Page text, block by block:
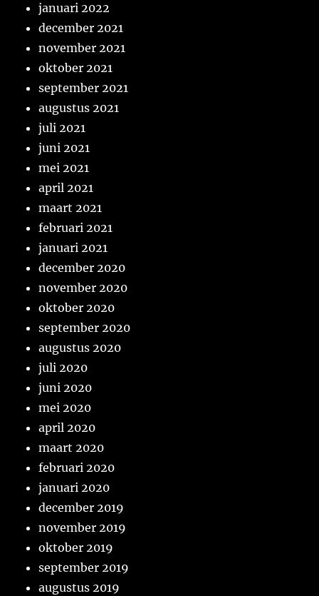
januari 2022
december 2021
november 2021
oktober 2021
september 2021
augustus 2021
juli 2021
juni 2021
mei 2021
april 2021
maart 2021
februari 2021
januari 2021
december 2020
november 2020
oktober 2020
september 2020
augustus 2020
juli 2020
juni 2020
mei 2020
april 2020
maart 2020
februari 2020
januari 2020
december 2019
november 2019
oktober 2019
september 2019
augustus 2019